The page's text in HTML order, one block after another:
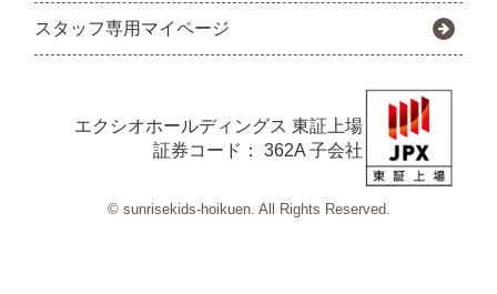
スタッフ専用マイページ
エクシオホールディングス 東証上場
証券コード： 362A 子会社
© sunrisekids-hoikuen. All Rights Reserved.